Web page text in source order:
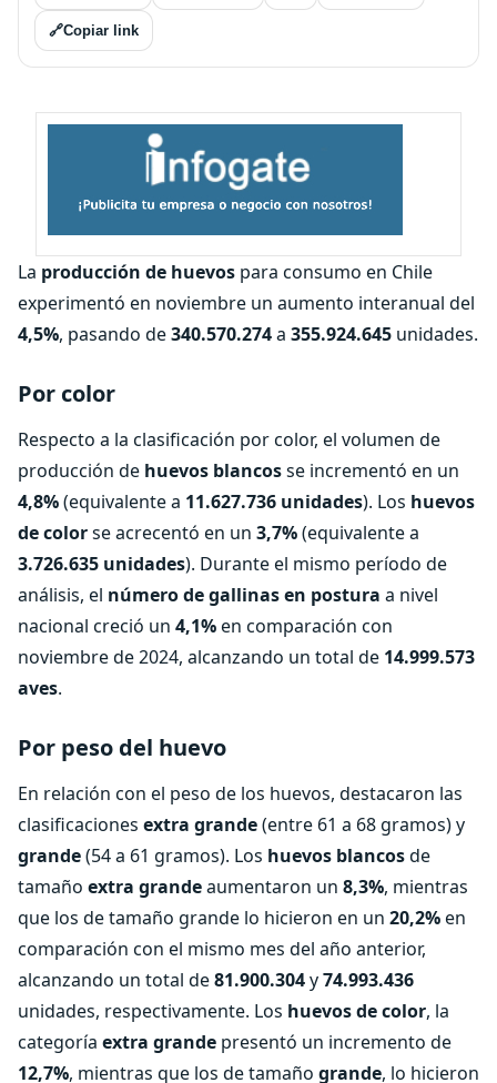
🔗Copiar link
La producción de huevos para consumo en Chile
experimentó en noviembre un aumento interanual del
4,5%, pasando de340.570.274a 355.924.645 unidades.
Por color
Respecto a la clasificación por color, el volumen de
producción de huevos blancosse incrementó en un
4,8%(equivalente a 11.627.736 unidades). Los huevos
de colorse acrecentó en un 3,7%(equivalente a
3.726.635 unidades). Durante el mismo período de
análisis, el número de gallinas en postura a nivel
nacional creció un 4,1%en comparación con
noviembre de 2024, alcanzando un total de 14.999.573
aves.
Por peso del huevo
En relación con el peso de los huevos, destacaron las
clasificaciones extra grande(entre 61 a 68 gramos) y
grande(54 a 61 gramos). Los huevos blancosde
tamaño extra grandeaumentaron un 8,3%, mientras
que los de tamaño grande lo hicieron en un 20,2%en
comparación con el mismo mes del año anterior,
alcanzando un total de81.900.304y74.993.436
unidades, respectivamente. Los huevos de color, la
categoría extra grande presentó un incremento de
12,7%, mientras que los de tamaño grande, lo hicieron